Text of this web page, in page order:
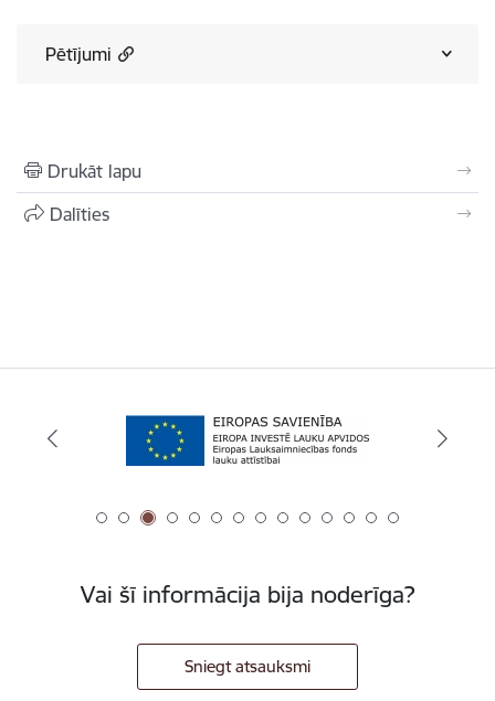
Pētījumi
Drukāt lapu
Dalīties
Vai šī informācija bija noderīga?
Sniegt atsauksmi